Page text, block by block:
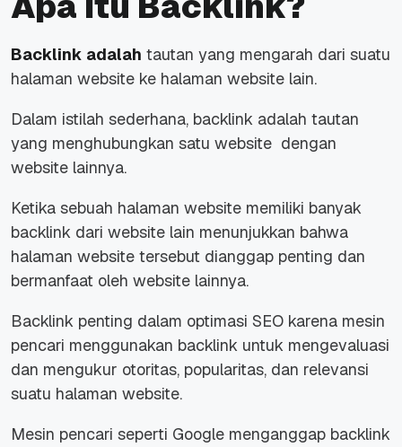
Backlink adalah tautan yang mengarah dari suatu
halaman website ke halaman website lain.
Dalam istilah sederhana, backlink adalah tautan
yang menghubungkan satu website dengan
website lainnya.
Ketika sebuah halaman website memiliki banyak
backlink dari website lain menunjukkan bahwa
halaman website tersebut dianggap penting dan
bermanfaat oleh website lainnya.
Backlink penting dalam optimasi SEO karena mesin
pencari menggunakan backlink untuk mengevaluasi
dan mengukur otoritas, popularitas, dan relevansi
suatu halaman website.
Mesin pencari seperti Google menganggap backlink